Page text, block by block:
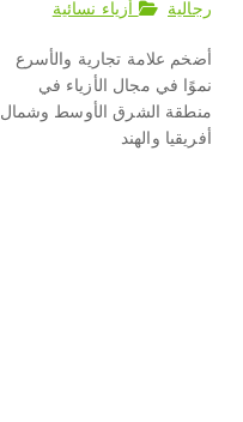
رجالية
أزياء نسائية
أضخم علامة تجارية والأسرع
نموًا في مجال الأزياء في
منطقة الشرق الأوسط وشمال
أفريقيا والهند